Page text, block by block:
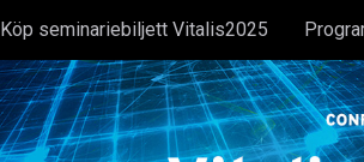
Köp seminariebiljett Vitalis2025